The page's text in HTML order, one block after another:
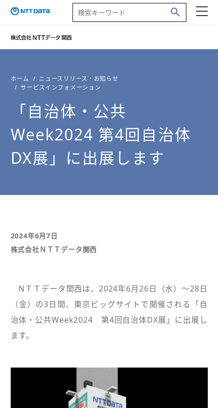
ホーム
ニュースリリース・お知らせ
サービスインフォメーション
「自治体・公共
Week2024 第4回自治体
DX展」に出展します
2024年6月7日
株式会社ＮＴＴデータ関西
NＴＴデータ関西は、2024年6月26日（水）～28日
（金）の3日間、東京ビッグサイトで開催される「自
治体・公共Week2024 第4回自治体DX展」に出展し
ます。